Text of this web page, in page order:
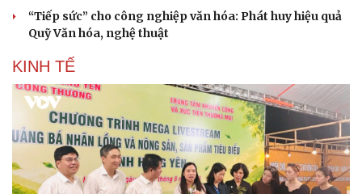
“Tiếp sức” cho công nghiệp văn hóa: Phát huy hiệu quả
Quỹ Văn hóa, nghệ thuật
KINH TẾ